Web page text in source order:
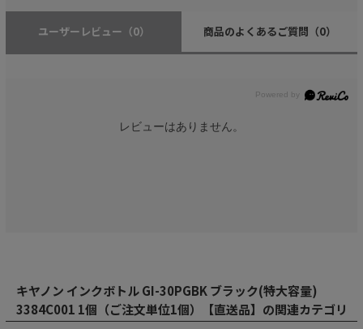
ユーザーレビュー （0） 商品のよくあるご質問 （0）
レビューはありません。
キヤノン インクボトル GI-30PGBK ブラック(特大容量)
3384C001 1個（ご注文単位1個）【直送品】の関連カテゴリ